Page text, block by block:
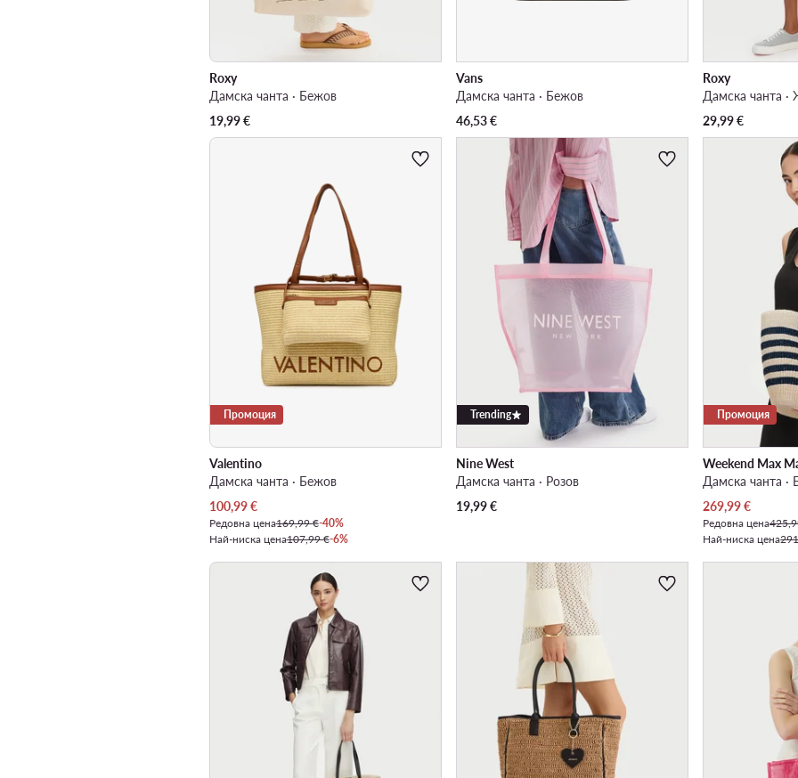
Roxy
Дамска чанта · Бежов
19,99€
Vans
Дамска чанта · Бежов
46,53€
Roxy
Дамска чанта ·
29,99€
Промоция
Valentino
Дамска чанта · Бежов
Актуална цена
100,99€
Редовна цена169,99 €-40%
Най-ниска цена107,99 €-6%
Trending
Nine West
Дамска чанта · Розов
19,99€
Промоция
Weekend Max
Дамска чанта ·
Актуална цена
269,99€
Редовна цена
Най-ниска цена